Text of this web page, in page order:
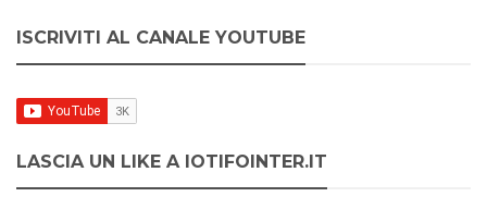
ISCRIVITI AL CANALE YOUTUBE
LASCIA UN LIKE A IOTIFOINTER.IT